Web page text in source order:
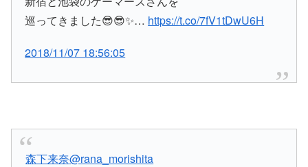
巡ってきました😎😎✨… https://t.co/7fV1tDwU6H
2018/11/07 18:56:05
森下来奈@rana_morishita